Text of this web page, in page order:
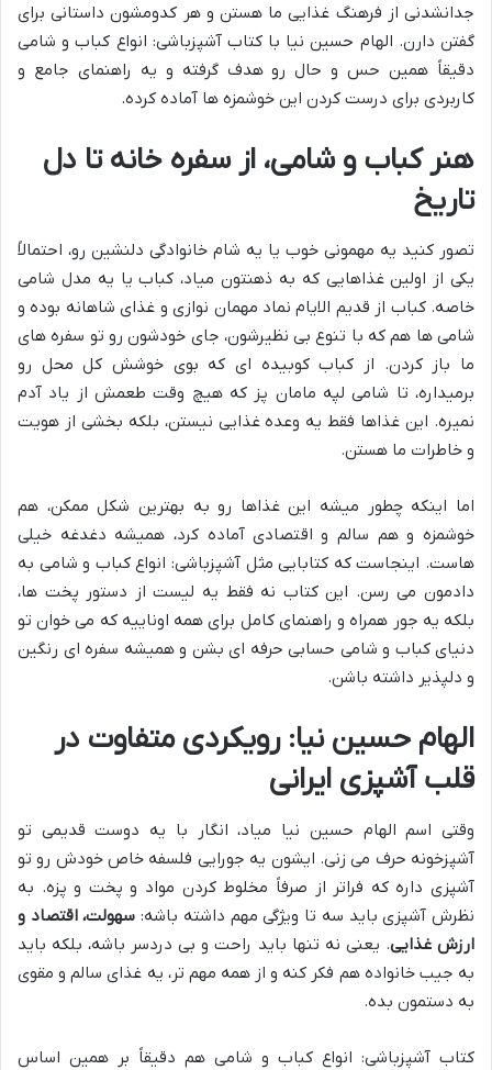
جدانشدنی از فرهنگ غذایی ما هستن و هر کدومشون داستانی برای
گفتن دارن. الهام حسین نیا با کتاب آشپزباشی: انواع کباب و شامى
دقیقاً همین حس و حال رو هدف گرفته و یه راهنمای جامع و
کاربردی برای درست کردن این خوشمزه ها آماده کرده.
هنر کباب و شامی، از سفره خانه تا دل
تاریخ
تصور کنید یه مهمونی خوب یا یه شام خانوادگی دلنشین رو، احتمالاً
یکی از اولین غذاهایی که به ذهنتون میاد، کباب یا یه مدل شامی
خاصه. کباب از قدیم الایام نماد مهمان نوازی و غذای شاهانه بوده و
شامی ها هم که با تنوع بی نظیرشون، جای خودشون رو تو سفره های
ما باز کردن. از کباب کوبیده ای که بوی خوشش کل محل رو
برمیداره، تا شامی لپه مامان پز که هیچ وقت طعمش از یاد آدم
نمیره. این غذاها فقط یه وعده غذایی نیستن، بلکه بخشی از هویت
و خاطرات ما هستن.
اما اینکه چطور میشه این غذاها رو به بهترین شکل ممکن، هم
خوشمزه و هم سالم و اقتصادی آماده کرد، همیشه دغدغه خیلی
هاست. اینجاست که کتابایی مثل آشپزباشی: انواع کباب و شامى به
دادمون می رسن. این کتاب نه فقط یه لیست از دستور پخت ها،
بلکه یه جور همراه و راهنمای کامل برای همه اوناییه که می خوان تو
دنیای کباب و شامی حسابی حرفه ای بشن و همیشه سفره ای رنگین
و دلپذیر داشته باشن.
الهام حسین نیا: رویکردی متفاوت در
قلب آشپزی ایرانی
وقتی اسم الهام حسین نیا میاد، انگار با یه دوست قدیمی تو
آشپزخونه حرف می زنی. ایشون یه جورایی فلسفه خاص خودش رو تو
آشپزی داره که فراتر از صرفاً مخلوط کردن مواد و پخت و پزه. به
نظرش آشپزی باید سه تا ویژگی مهم داشته باشه: سهولت، اقتصاد و
ارزش غذایی. یعنی نه تنها باید راحت و بی دردسر باشه، بلکه باید
به جیب خانواده هم فکر کنه و از همه مهم تر، یه غذای سالم و مقوی
به دستمون بده.
کتاب آشپزباشی: انواع کباب و شامى هم دقیقاً بر همین اساس